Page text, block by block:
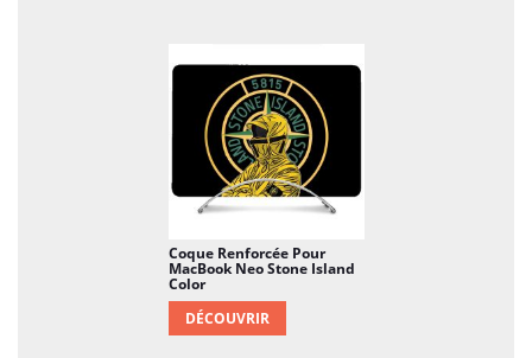
Coque Renforcée Pour
MacBook Neo Stone Island
Color
DÉCOUVRIR